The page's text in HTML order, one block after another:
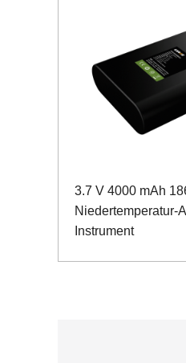
3.7 V 4000 mAh
Niedertemperatur-
Instrument